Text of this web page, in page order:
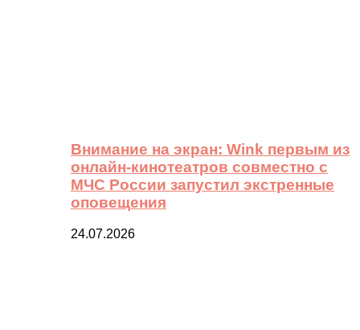
Внимание на экран: Wink первым из
онлайн-кинотеатров совместно с
МЧС России запустил экстренные
оповещения
24.07.2026